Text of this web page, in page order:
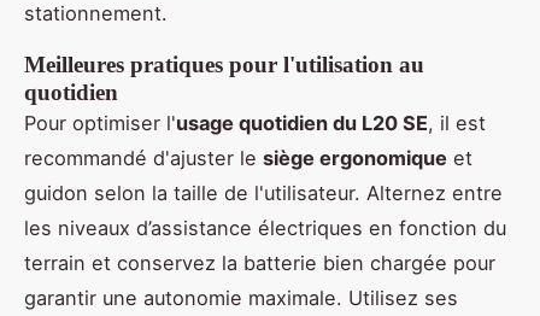
stationnement.
Meilleures pratiques pour l'utilisation au
quotidien
Pour optimiser l'usage quotidien du L20 SE, il est
recommandé d'ajuster le siège ergonomique et
guidon selon la taille de l'utilisateur. Alternez entre
les niveaux d’assistance électriques en fonction du
terrain et conservez la batterie bien chargée pour
garantir une autonomie maximale. Utilisez ses